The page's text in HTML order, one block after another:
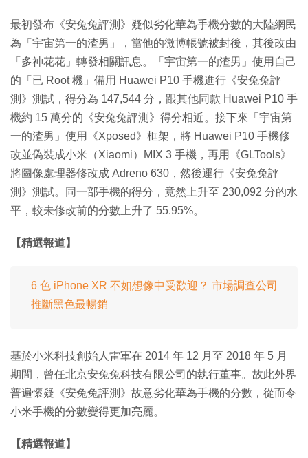
最初發布《安兔兔評測》疑似劣化華為手機分數的大陸網民
為「宇宙第一的渣男」，當他的微博帳號被封後，其後改由
「多神花花」轉發相關訊息。「宇宙第一的渣男」使用自己
的「已 Root 機」備用 Huawei P10 手機進行《安兔兔評
測》測試，得分為 147,544 分，跟其他同款 Huawei P10 手
機約 15 萬分的《安兔兔評測》得分相近。接下來「宇宙第
一的渣男」使用《Xposed》框架，將 Huawei P10 手機修
改並偽裝成小米（Xiaomi）MIX 3 手機，再用《GLTools》
將圖像處理器修改成 Adreno 630，然後運行《安兔兔評
測》測試。同一部手機的得分，竟然上升至 230,092 分的水
平，較未修改前的分數上升了 55.95%。
【精選報道】
6 色 iPhone XR 不如想像中受歡迎？ 市場調查公司
推斷黑色最暢銷
基於小米科技創始人雷軍在 2014 年 12 月至 2018 年 5 月
期間，曾任北京安兔兔科技有限公司的執行董事。故此外界
普遍懷疑《安兔兔評測》故意劣化華為手機的分數，從而令
小米手機的分數變得更加亮麗。
【精選報道】